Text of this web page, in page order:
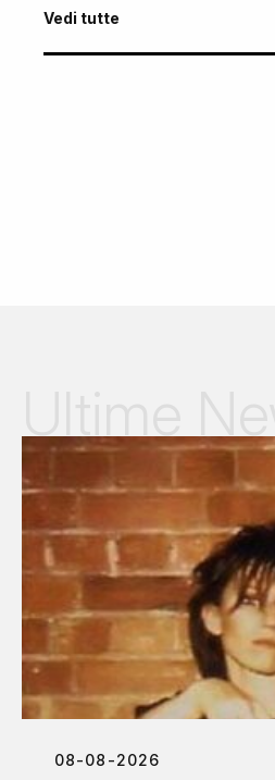
Vedi tutte
08-08-2026